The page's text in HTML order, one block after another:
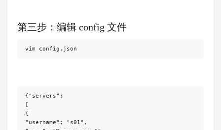
第三步：编辑 config 文件
vim config.json
{"servers":
[
{
"username": "s01",